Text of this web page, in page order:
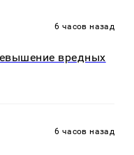
6 часов назад
вредных
6 часов назад